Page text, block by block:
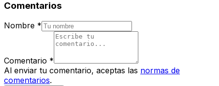
Comentarios
Nombre *
Comentario *
Al enviar tu comentario, aceptas las normas de
comentarios.